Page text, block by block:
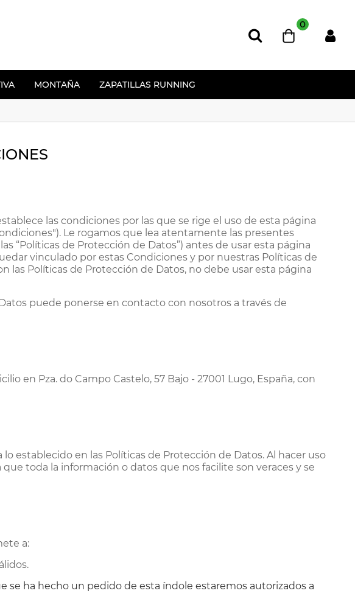
MONTAÑA ZAPATILLAS RUNNING
0
las condiciones por las que se rige el uso de esta página
Le rogamos que lea atentamente las presentes
“Políticas de Protección de Datos”) antes de usar esta página
vinculado por estas Condiciones y por nuestras Políticas de
las Políticas de Protección de Datos, no debe usar esta página
puede ponerse en contacto con nosotros a través de
en Pza. do Campo Castelo, 57 Bajo - 27001 Lugo, España, con
establecido en las Políticas de Protección de Datos. Al hacer uso
toda la información o datos que nos facilite son veraces y se
a:
se ha hecho un pedido de esta índole estaremos autorizados a